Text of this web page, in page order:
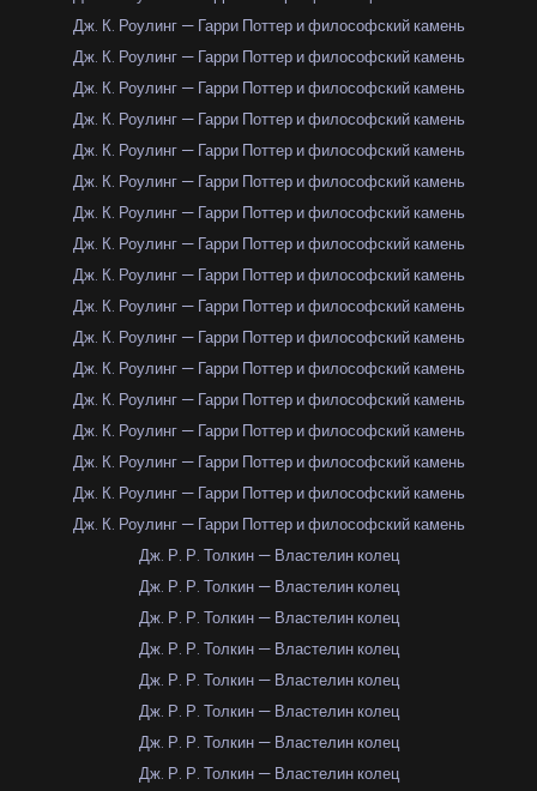
Дж. К. Роулинг — Гарри Поттер и философский камень
Дж. К. Роулинг — Гарри Поттер и философский камень
Дж. К. Роулинг — Гарри Поттер и философский камень
Дж. К. Роулинг — Гарри Поттер и философский камень
Дж. К. Роулинг — Гарри Поттер и философский камень
Дж. К. Роулинг — Гарри Поттер и философский камень
Дж. К. Роулинг — Гарри Поттер и философский камень
Дж. К. Роулинг — Гарри Поттер и философский камень
Дж. К. Роулинг — Гарри Поттер и философский камень
Дж. К. Роулинг — Гарри Поттер и философский камень
Дж. К. Роулинг — Гарри Поттер и философский камень
Дж. К. Роулинг — Гарри Поттер и философский камень
Дж. К. Роулинг — Гарри Поттер и философский камень
Дж. К. Роулинг — Гарри Поттер и философский камень
Дж. К. Роулинг — Гарри Поттер и философский камень
Дж. К. Роулинг — Гарри Поттер и философский камень
Дж. К. Роулинг — Гарри Поттер и философский камень
Дж. Р. Р. Толкин — Властелин колец
Дж. Р. Р. Толкин — Властелин колец
Дж. Р. Р. Толкин — Властелин колец
Дж. Р. Р. Толкин — Властелин колец
Дж. Р. Р. Толкин — Властелин колец
Дж. Р. Р. Толкин — Властелин колец
Дж. Р. Р. Толкин — Властелин колец
Дж. Р. Р. Толкин — Властелин колец